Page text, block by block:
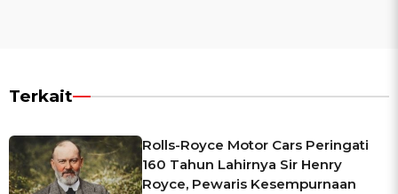
Terkait
Rolls-Royce Motor Cars Peringati
160 Tahun Lahirnya Sir Henry
Royce, Pewaris Kesempurnaan